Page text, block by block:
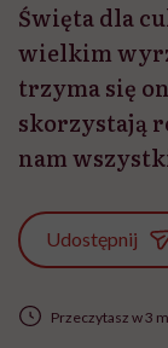
Święta dla
wielkim
trzyma się
skorzystają
nam
Udostępnij
Przeczytasz w 3